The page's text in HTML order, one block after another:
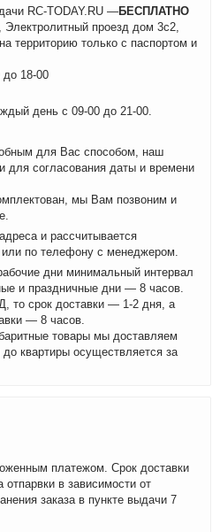
RC-TODAY.RU —БЕСПЛАТНО
Электролитный проезд дом 3с2,
территорию только с паспортом и
18-00
день с 09-00 до 21-00.
для Вас способом, наш
для согласования даты и времени
мы Вам позвоним и
и рассчитывается
или по телефону с менеджером.
дни минимальный интервал
и праздничные дни — 8 часов.
то срок доставки — 1-2 дня, а
— 8 часов.
товары мы доставляем
квартиры осуществляется за
платежом. Срок доставки
в зависимости от
заказа в пункте выдачи 7